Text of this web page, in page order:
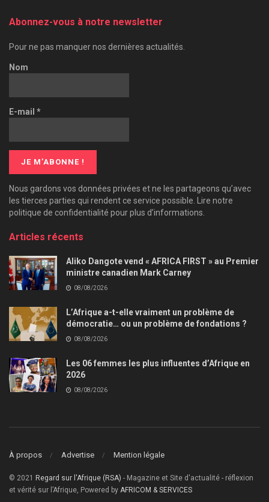
Abonnez-vous à notre newsletter
Pour ne pas manquer nos dernières actualités.
Nom
E-mail *
Nous gardons vos données privées et ne les partageons qu’avec
les tierces parties qui rendent ce service possible. Lire notre
politique de confidentialité pour plus d’informations.
Articles récents
Aliko Dangote vend « AFRICA FIRST » au Premier
ministre canadien Mark Carney
08/08/2026
L’Afrique a-t-elle vraiment un problème de
démocratie… ou un problème de fondations ?
08/08/2026
Les 06 femmes les plus influentes d’Afrique en
2026
08/08/2026
À propos Advertise Mention légale
© 2021 Regard sur l'Afrique (RSA) - Magazine et Site d'actualité - réflexion
et vérité sur l’Afrique, Powered by AFRICOM & SERVICES